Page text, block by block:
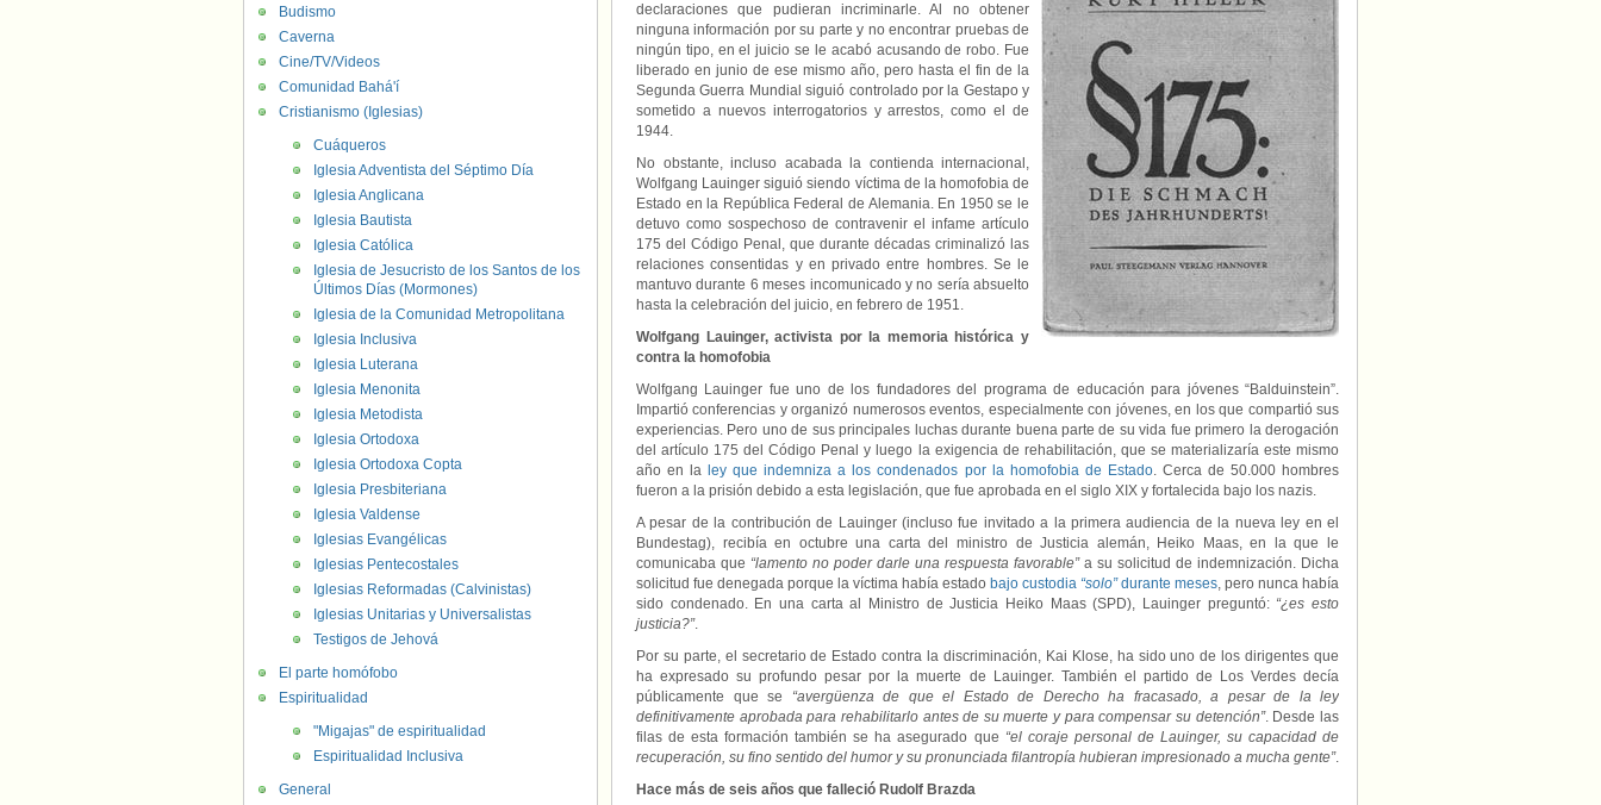
declaraciones que pudieran incriminarle. Al no obtener
ninguna información por su parte y no encontrar pruebas de
ningún tipo, en el juicio se le acabó acusando de robo. Fue
liberado en junio de ese mismo año, pero hasta el fin de la
Segunda Guerra Mundial siguió controlado por la Gestapo y
sometido a nuevos interrogatorios y arrestos, como el de
1944.
No obstante, incluso acabada la contienda internacional,
Wolfgang Lauinger siguió siendo víctima de la homofobia de
Estado en la República Federal de Alemania. En 1950 se le
detuvo como sospechoso de contravenir el infame artículo
175 del Código Penal, que durante décadas criminalizó las
relaciones consentidas y en privado entre hombres. Se le
mantuvo durante 6 meses incomunicado y no sería absuelto
hasta la celebración del juicio, en febrero de 1951.
Wolfgang Lauinger, activista por la memoria histórica y
contra la homofobia
Wolfgang Lauinger fue uno de los fundadores del programa de educación para jóvenes “Balduinstein”.
Impartió conferencias y organizó numerosos eventos, especialmente con jóvenes, en los que compartió sus
experiencias. Pero uno de sus principales luchas durante buena parte de su vida fue primero la derogación
del artículo 175 del Código Penal y luego la exigencia de rehabilitación, que se materializaría este mismo
año en la ley que indemniza a los condenados por la homofobia de Estado. Cerca de 50.000 hombres
fueron a la prisión debido a esta legislación, que fue aprobada en el siglo XIX y fortalecida bajo los nazis.
A pesar de la contribución de Lauinger (incluso fue invitado a la primera audiencia de la nueva ley en el
Bundestag), recibía en octubre una carta del ministro de Justicia alemán, Heiko Maas, en la que le
comunicaba que “lamento no poder darle una respuesta favorable” a su solicitud de indemnización. Dicha
solicitud fue denegada porque la víctima había estado bajo custodia “solo”durante meses, pero nunca había
sido condenado. En una carta al Ministro de Justicia Heiko Maas (SPD), Lauinger preguntó: “¿es esto
justicia?”.
Por su parte, el secretario de Estado contra la discriminación, Kai Klose, ha sido uno de los dirigentes que
ha expresado su profundo pesar por la muerte de Lauinger. También el partido de Los Verdes decía
públicamente que se
“avergüenza de que el Estado de Derecho ha fracasado, a pesar de la ley
definitivamente aprobada para rehabilitarlo antes de su muerte y para compensar su detención”. Desde las
filas de esta formación también se ha asegurado que “el coraje personal de Lauinger, su capacidad de
recuperación, su fino sentido del humor y su pronunciada filantropía hubieran impresionado a mucha gente”.
Hace más de seis años que falleció Rudolf Brazda
Budismo
Caverna
Cine/TV/Videos
Comunidad Bahá'í
Cristianismo (Iglesias)
Cuáqueros
Iglesia Adventista del Séptimo Día
Iglesia Anglicana
Iglesia Bautista
Iglesia Católica
Iglesia de Jesucristo de los Santos de los
Últimos Días (Mormones)
Iglesia de la Comunidad Metropolitana
Iglesia Inclusiva
Iglesia Luterana
Iglesia Menonita
Iglesia Metodista
Iglesia Ortodoxa
Iglesia Ortodoxa Copta
Iglesia Presbiteriana
Iglesia Valdense
Iglesias Evangélicas
Iglesias Pentecostales
Iglesias Reformadas (Calvinistas)
Iglesias Unitarias y Universalistas
Testigos de Jehová
El parte homófobo
Espiritualidad
"Migajas" de espiritualidad
Espiritualidad Inclusiva
General